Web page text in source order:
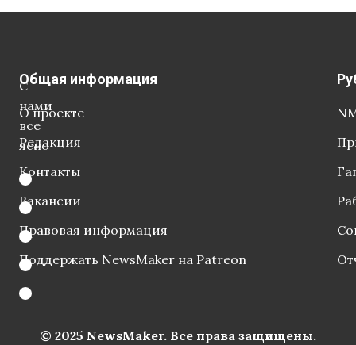
С
нами
все
ясно
Общая информация
О проекте
Редакция
Контакты
Вакансии
Правовая информация
Поддержать NewsMaker на Patreon
© 2025 NewsMaker. Все права защищены.